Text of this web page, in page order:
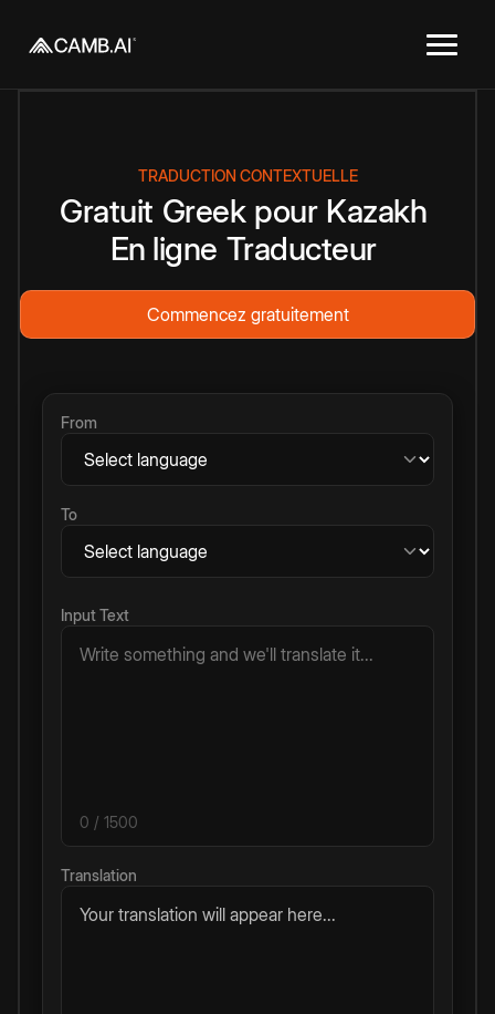
TRADUCTION CONTEXTUELLE
Gratuit Greek pour Kazakh
En ligne Traducteur
Commencez gratuitement
From
To
Input Text
0 / 1500
Translation
Your translation will appear here...